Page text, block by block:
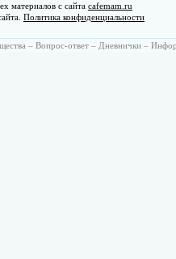
материалов с сайта cafemam.ru
Политика конфиденциальности
– Вопрос-ответ – Дневнички –